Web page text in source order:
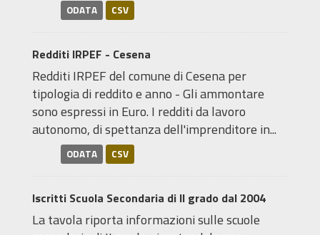
ODATA CSV
Redditi IRPEF - Cesena
Redditi IRPEF del comune di Cesena per
tipologia di reddito e anno - Gli ammontare
sono espressi in Euro. I redditi da lavoro
autonomo, di spettanza dell'imprenditore in...
ODATA CSV
Iscritti Scuola Secondaria di II grado dal 2004
La tavola riporta informazioni sulle scuole